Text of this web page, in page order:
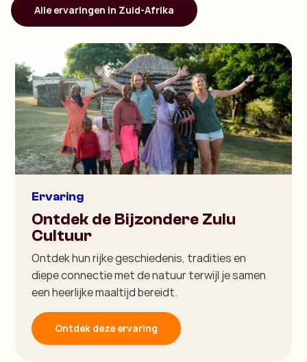
Alle ervaringen in Zuid-Afrika
Ervaring
Ontdek de Bijzondere Zulu
Cultuur
Ontdek hun rijke geschiedenis, tradities en
diepe connectie met de natuur terwijl je samen
een heerlijke maaltijd bereidt.
Ontdek deze ervaring